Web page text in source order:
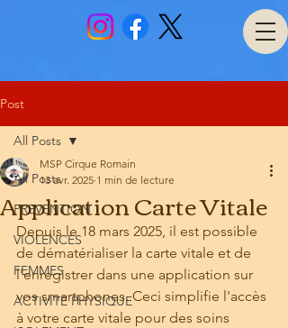
Post
All Posts
PREVENTION
VIOLENCES
FEMMES
ACTIVITE PHYSIQUE
All Posts
Application Carte Vitale
MSP Cirque Romain
13 avr. 2025 1 min de lecture
Depuis le 18 mars 2025, il est possible
de dématérialiser la carte vitale et de
l'enregistrer dans une application sur
vos smartphones. Ceci simplifie l'accès
à votre carte vitale pour des soins